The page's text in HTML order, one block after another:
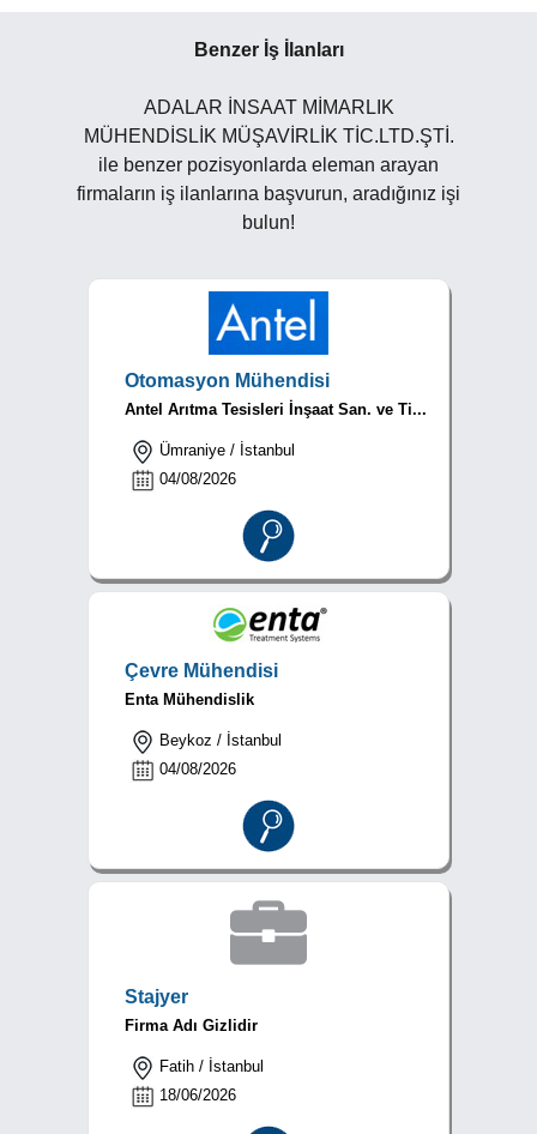
Benzer İş İlanları
ADALAR İNSAAT MİMARLIK
MÜHENDİSLİK MÜŞAVİRLİK TİC.LTD.ŞTİ.
ile benzer pozisyonlarda eleman arayan
firmaların iş ilanlarına başvurun, aradığınız işi
bulun!
Otomasyon Mühendisi
Antel Arıtma Tesisleri İnşaat San. ve Ti...
Ümraniye / İstanbul
04/08/2026
Çevre Mühendisi
Enta Mühendislik
Beykoz / İstanbul
04/08/2026
Stajyer
Firma Adı Gizlidir
Fatih / İstanbul
18/06/2026